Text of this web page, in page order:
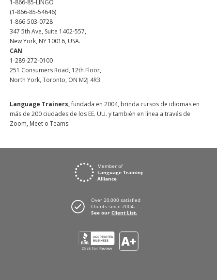
1-866-85-LINGO
(1-866-85-54646)
1-866-503-0728
347 5th Ave, Suite 1402-557,
New York, NY 10016, USA.
CAN
1-289-272-0100
251 Consumers Road, 12th Floor,
North York, Toronto, ON M2J 4R3.
Language Trainers,fundada en 2004, brinda cursos de idiomas en
más de 200 ciudades de los EE. UU. y también en línea a través de
Zoom, Meet o Teams.